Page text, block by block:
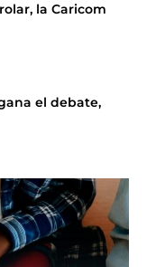
la Caricom
el debate,